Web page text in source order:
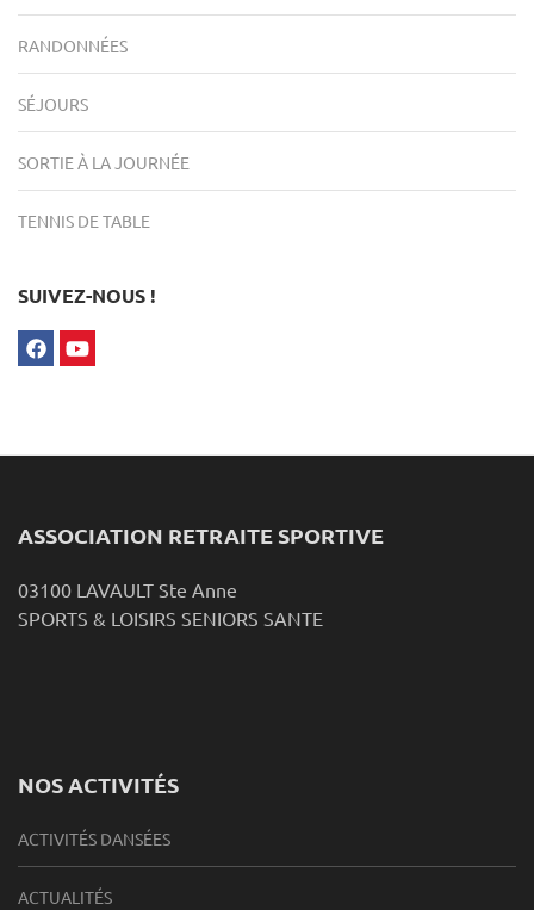
RANDONNÉES
SÉJOURS
SORTIE À LA JOURNÉE
TENNIS DE TABLE
SUIVEZ-NOUS !
ASSOCIATION RETRAITE SPORTIVE
03100 LAVAULT Ste Anne
SPORTS & LOISIRS SENIORS SANTE
NOS ACTIVITÉS
ACTIVITÉS DANSÉES
ACTUALITÉS